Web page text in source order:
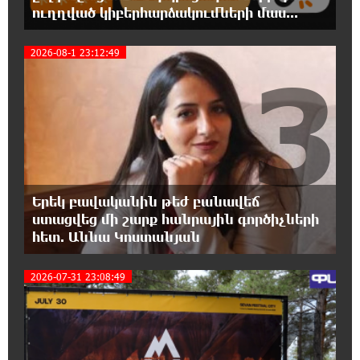
հետաքրքրու՞մ. «Փաստ»
6:32:20 6-08-2026
Նոր պարտքեր են ներգրավում ճեղքերը
փակելու համար. «Փաստ»
6:01:15 6-08-2026
Անհավասարակշռության և նոր
կախվածության վտանգները. «Փաստ»
0:57:28 6-08-2026
Ես հավատում եմ, որ «Արարարտ-
Արմենիան» ունակ է անցնել որակավորման
Գերմանիայում ահաբեկչության գործով
քննություն է սկսվել Լայպցիգի
օդանավակայանում պայթուցիկով անօդաչու սարք
ուղղված կիբերհարձակումների մաս...
2026-08-1 23:12:49
Երեկ բավականին թեժ բանավեճ
ստացվեց մի շարք հանրային գործիչների
հետ. Աննա Կոստանյան
3
2026-07-31 23:08:49